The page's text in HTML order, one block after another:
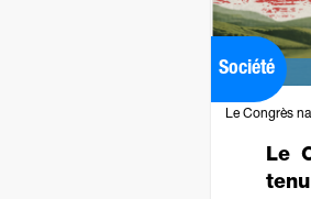
Société
Le Congrès
Le